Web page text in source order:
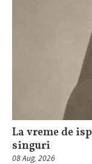
La vreme de
singuri
08 Aug, 2026